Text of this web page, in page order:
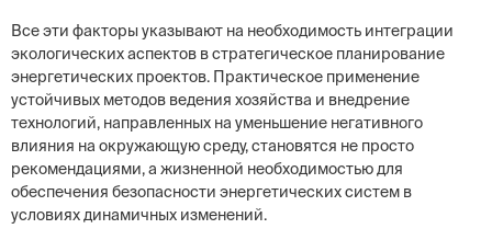
Все эти факторы указывают на необходимость интеграции
экологических аспектов в стратегическое планирование
энергетических проектов. Практическое применение
устойчивых методов ведения хозяйства и внедрение
технологий, направленных на уменьшение негативного
влияния на окружающую среду, становятся не просто
рекомендациями, а жизненной необходимостью для
обеспечения безопасности энергетических систем в
условиях динамичных изменений.